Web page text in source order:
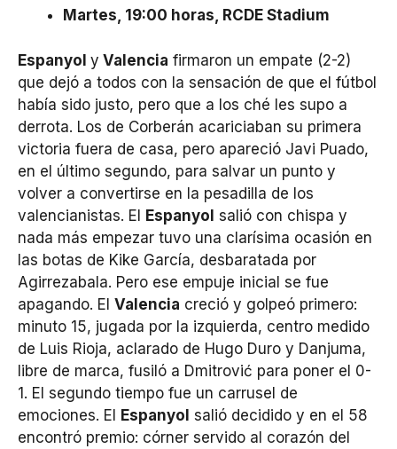
Martes, 19:00 horas, RCDE Stadium
Espanyol y Valencia firmaron un empate (2-2)
que dejó a todos con la sensación de que el fútbol
había sido justo, pero que a los ché les supo a
derrota. Los de Corberán acariciaban su primera
victoria fuera de casa, pero apareció Javi Puado,
en el último segundo, para salvar un punto y
volver a convertirse en la pesadilla de los
valencianistas. El Espanyol salió con chispa y
nada más empezar tuvo una clarísima ocasión en
las botas de Kike García, desbaratada por
Agirrezabala. Pero ese empuje inicial se fue
apagando. El Valencia creció y golpeó primero:
minuto 15, jugada por la izquierda, centro medido
de Luis Rioja, aclarado de Hugo Duro y Danjuma,
libre de marca, fusiló a Dmitrović para poner el 0-
1. El segundo tiempo fue un carrusel de
emociones. El Espanyol salió decidido y en el 58
encontró premio: córner servido al corazón del